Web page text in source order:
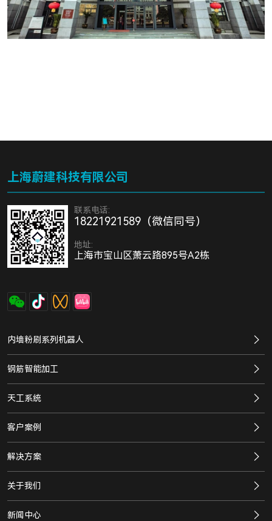
上海蔚建科技有限公司
联系电话:
18221921589（微信同号）
地址:
上海市宝山区萧云路895号A2栋
内墙粉刷系列机器人
钢筋智能加工
天工系统
客户案例
解决方案
关于我们
新闻中心